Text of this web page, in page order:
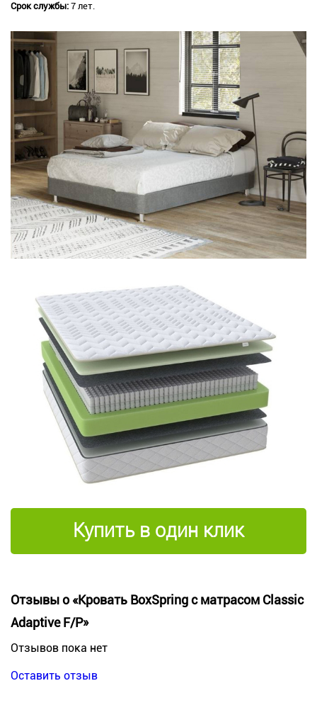
Срок службы: 7 лет.
Купить в один клик
Отзывы о «Кровать BoxSpring с матрасом Classic
Adaptive F/P»
Отзывов пока нет
Оставить отзыв